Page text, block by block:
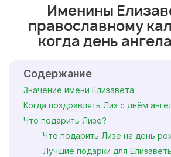
Именины
православному
когда день
Содержание
Значение имени Елизавета
Когда поздравлять Лиз с днём
Что подарить Лизе?
Что подарить Лизе на день
Лучшие подарки для